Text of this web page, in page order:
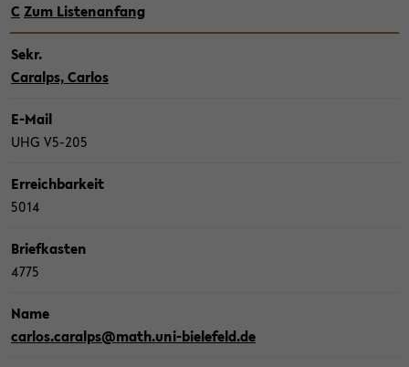
CZum Lis­ten­an­fang
Sekr.
Caralps, Car­los
E-​Mail
UHG V5-​205
Er­reich­bar­keit
5014
Brief­kas­ten
4775
Name
car­los.caralps@math.uni-​bielefeld.de